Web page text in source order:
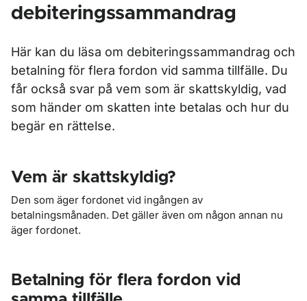
debiteringssammandrag
Här kan du läsa om debiteringssammandrag och
betalning för flera fordon vid samma tillfälle. Du
får också svar på vem som är skattskyldig, vad
som händer om skatten inte betalas och hur du
begär en rättelse.
Vem är skattskyldig?
Den som äger fordonet vid ingången av
betalningsmånaden. Det gäller även om någon annan nu
äger fordonet.
Betalning för flera fordon vid